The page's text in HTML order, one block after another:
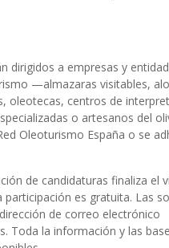
dirigidos a empresas y
—almazaras visitables,
oleotecas, centros de
o artesanos del
Oleoturismo España o se
de candidaturas finaliza el
participación es gratuita. Las
de correo electrónico
Toda la información y las